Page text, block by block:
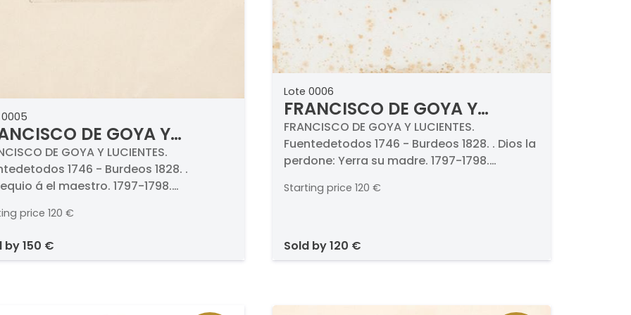
DE GOYA Y
- Obsequio á el
1797-1798
DE GOYA Y LUCIENTES.
1746 - Burdeos 1828. .
á el maestro. 1797-1798.
Titulado y numerado (47.).
de la serie Los Caprichos.
price 120 €
by150 €
Lote 0006
FRANCISCO DE GOYA Y
LUCIENTES - Dios la perdone
FRANCISCO DE GOYA Y LUCIENTES.
Fuentedetodos 1746 - Burdeos 1828. . Dios la
perdone: Yerra su madre. 1797-1798.
bruñidor. Titulado y numerado (16.).
Starting price 120 €
sold by120 €